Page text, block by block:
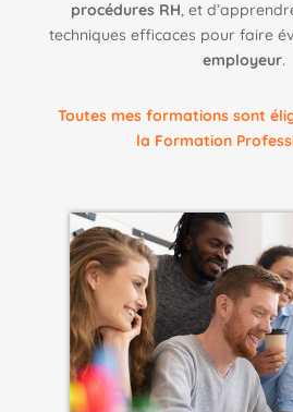
procédures RH, et
techniques efficaces pour faire
employeur.
Toutes mes formations sont
la Formation